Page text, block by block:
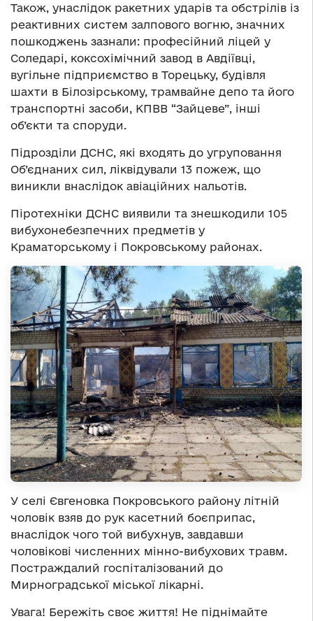
Також, унаслідок ракетних ударів та обстрілів із
реактивних систем залпового вогню, значних
пошкоджень зазнали: професійний ліцей у
Соледарі, коксохімічний завод в Авдіївці,
вугільне підприємство в Торецьку, будівля
шахти в Білозірському, трамвайне депо та його
транспортні засоби, КПВВ “Зайцеве”, інші
об’єкти та споруди.
Підрозділи ДСНС, які входять до угруповання
Об’єднаних сил, ліквідували 13 пожеж, що
виникли внаслідок авіаційних нальотів.
Піротехніки ДСНС виявили та знешкодили 105
вибухонебезпечних предметів у
Краматорському і Покровському районах.
У селі Євгеновка Покровського району літній
чоловік взяв до рук касетний боєприпас,
внаслідок чого той вибухнув, завдавши
чоловікові численних мінно-вибухових травм.
Постраждалий госпіталізований до
Мирноградської міської лікарні.
Увага! Бережіть своє життя! Не піднімайте